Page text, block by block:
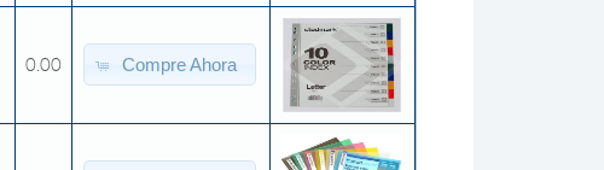
0.00 Compre Ahora